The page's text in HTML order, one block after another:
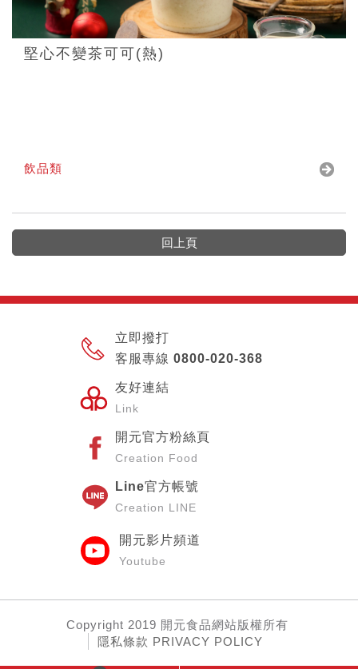
堅心不變茶可可(熱)
飲品類
回上頁
立即撥打
客服專線 0800-020-368
友好連結
Link
開元官方粉絲頁
Creation Food
Line官方帳號
Creation LINE
開元影片頻道
Youtube
Copyright 2019 開元食品網站版權所有
隱私條款 PRIVACY POLICY